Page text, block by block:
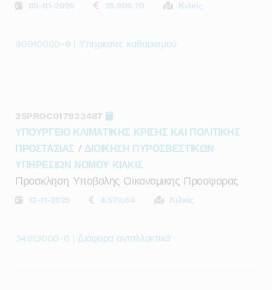
05-01-2026 25.909,70 Κιλκίς
90910000-9 | Υπηρεσίες καθαρισμού
25PROC017922487
ΥΠΟΥΡΓΕΙΟ ΚΛΙΜΑΤΙΚΗΣ ΚΡΙΣΗΣ ΚΑΙ ΠΟΛΙΤΙΚΗΣ
ΠΡΟΣΤΑΣΙΑΣ / ΔΙΟΙΚΗΣΗ ΠΥΡΟΣΒΕΣΤΙΚΩΝ
ΥΠΗΡΕΣΙΩΝ ΝΟΜΟΥ ΚΙΛΚΙΣ
Προσκληση Υποβολης Οικονομικης Προσφορας
13-11-2025 4.570,64 Κιλκίς
34913000-0 | Διάφορα ανταλλακτικά